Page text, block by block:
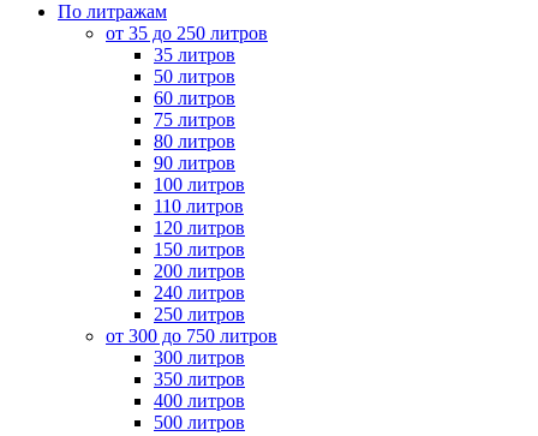
По литражам
от 35 до 250 литров
35 литров
50 литров
60 литров
75 литров
80 литров
90 литров
100 литров
110 литров
120 литров
150 литров
200 литров
240 литров
250 литров
от 300 до 750 литров
300 литров
350 литров
400 литров
500 литров